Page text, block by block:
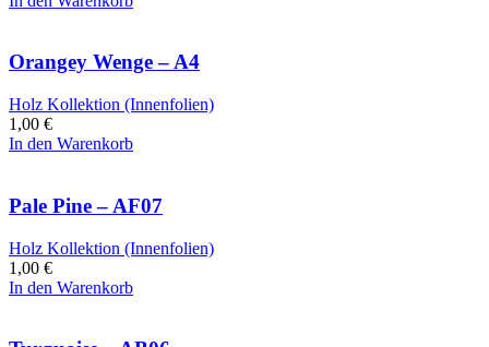
Orangey Wenge – A4
Holz Kollektion (Innenfolien)
1,00 €
In den Warenkorb
Pale Pine – AF07
Holz Kollektion (Innenfolien)
1,00 €
In den Warenkorb